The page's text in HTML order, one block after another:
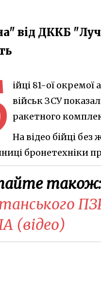
від ДККБ
ійці 81-ої
військ ЗСУ
ракетного
На відео бійці
бронетехніки
також:
(відео)